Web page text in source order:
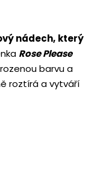
nádech, který
Rose Please
barvu a
roztírá a vytváří